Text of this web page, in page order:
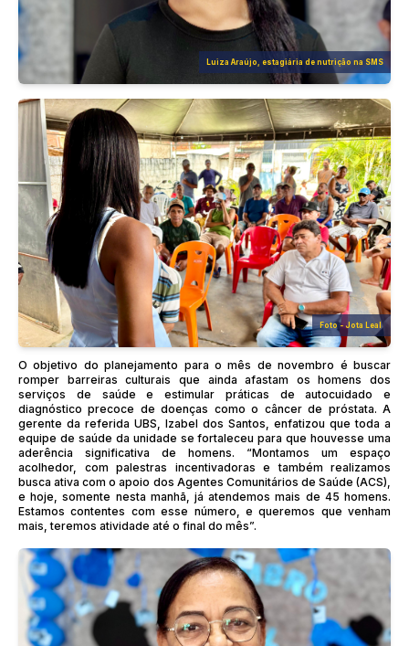
Luiza Araújo, estagiária de nutrição na SMS
Foto - Jota Leal
O objetivo do planejamento para o mês de novembro é buscar
romper barreiras culturais que ainda afastam os homens dos
serviços de saúde e estimular práticas de autocuidado e
diagnóstico precoce de doenças como o câncer de próstata. A
gerente da referida UBS, Izabel dos Santos, enfatizou que toda a
equipe de saúde da unidade se fortaleceu para que houvesse uma
aderência significativa de homens. “Montamos um espaço
acolhedor, com palestras incentivadoras e também realizamos
busca ativa com o apoio dos Agentes Comunitários de Saúde (ACS),
e hoje, somente nesta manhã, já atendemos mais de 45 homens.
Estamos contentes com esse número, e queremos que venham
mais, teremos atividade até o final do mês”.